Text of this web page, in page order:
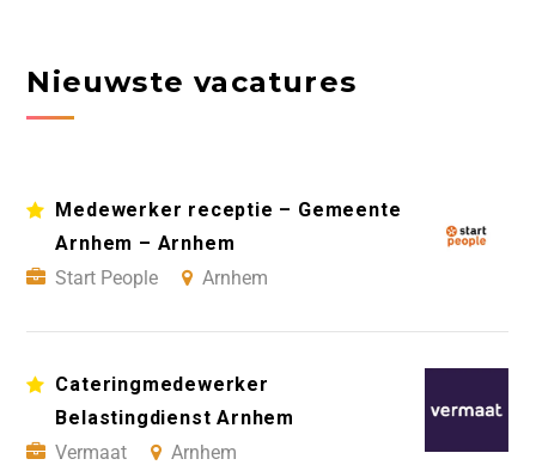
Nieuwste vacatures
Medewerker receptie – Gemeente
Arnhem – Arnhem
Start People
Arnhem
Cateringmedewerker
Belastingdienst Arnhem
Vermaat
Arnhem